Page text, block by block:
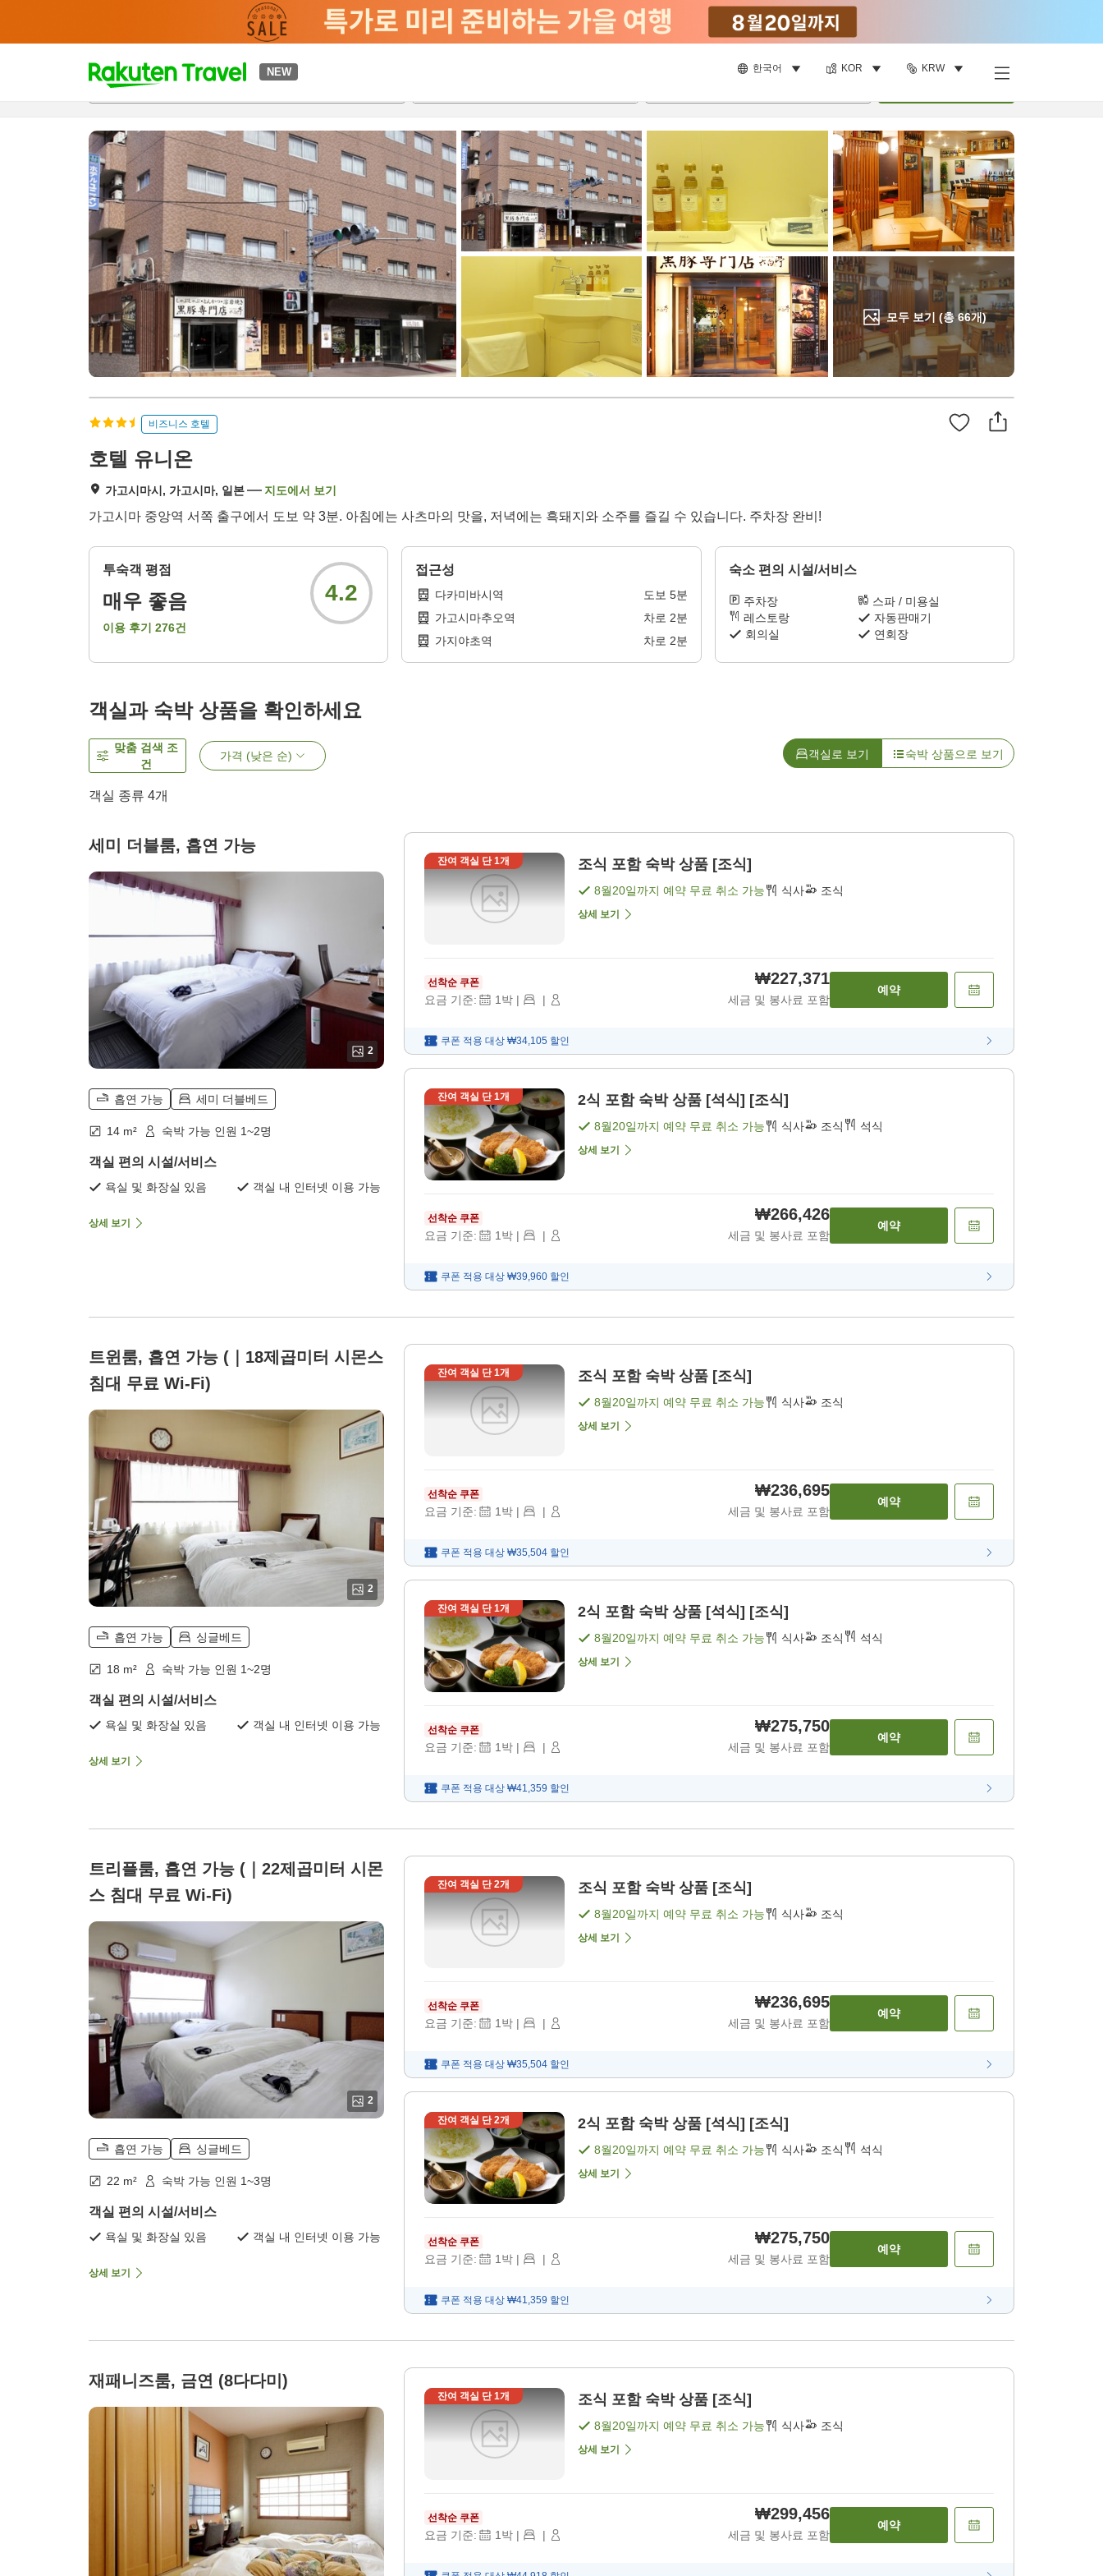
NEW 한국어 KOR KRW
t
p
a
g
e
_
s
a
c
모두 보기 (총66개)
개요객실 & 숙박 상품이용 후기 하이라이트
비즈니스 호텔
호텔 유니온
가고시마시, 가고시마, 일본 지도에서 보기
가고시마 중앙역 서쪽 출구에서 도보 약 3분. 아침에는 사츠마의 맛을, 저녁에는 흑돼지와 소주를 즐길 수 있습니다. 주차장 완비!
투숙객 평점
매우 좋음
이용 후기 276건
4.2
접근성
다카미바시역 도보 5분
가고시마추오역
차로 2분
가지야초역
차로 2분
숙소 편의 시설/서비스
주차장
스파 / 미용실
레스토랑
자동판매기
회의실
연회장
객실과 숙박 상품을 확인하세요
맞춤 검색 조
건
가격 (낮은 순) 객실로 보기 숙박 상품으로 보기
객실 종류 4개
세미 더블룸, 흡연 가능
2
흡연 가능 세미 더블베드
14 m² 숙박 가능 인원 1~2명
객실 편의 시설/서비스
욕실 및 화장실 있음 객실 내 인터넷 이용 가능
상세 보기
잔여 객실 단1개 조식 포함 숙박 상품 [조식]
8월20일까지 예약 무료 취소 가능 식사 조식
상세 보기
선착순 쿠폰
요금 기준: 1박 | |
₩227,371
세금 및 봉사료 포함
예약
쿠폰 적용 대상 ₩34,105 할인
잔여 객실 단1개 2식 포함 숙박 상품 [석식] [조식]
8월20일까지 예약 무료 취소 가능 식사 조식 석식
상세 보기
선착순 쿠폰
요금 기준: 1박 | |
₩266,426
세금 및 봉사료 포함
예약
쿠폰 적용 대상 ₩39,960 할인
트윈룸, 흡연 가능 (｜18제곱미터 시몬스
침대 무료 Wi-Fi)
2
흡연 가능 싱글베드
18 m² 숙박 가능 인원 1~2명
객실 편의 시설/서비스
욕실 및 화장실 있음 객실 내 인터넷 이용 가능
상세 보기
잔여 객실 단1개 조식 포함 숙박 상품 [조식]
8월20일까지 예약 무료 취소 가능 식사 조식
상세 보기
선착순 쿠폰
요금 기준: 1박 | |
₩236,695
세금 및 봉사료 포함
예약
쿠폰 적용 대상 ₩35,504 할인
잔여 객실 단1개 2식 포함 숙박 상품 [석식] [조식]
8월20일까지 예약 무료 취소 가능 식사 조식 석식
상세 보기
선착순 쿠폰
요금 기준: 1박 | |
₩275,750
세금 및 봉사료 포함
예약
쿠폰 적용 대상 ₩41,359 할인
트리플룸, 흡연 가능 (｜22제곱미터 시몬
스 침대 무료 Wi-Fi)
2
흡연 가능 싱글베드
22 m² 숙박 가능 인원 1~3명
객실 편의 시설/서비스
욕실 및 화장실 있음 객실 내 인터넷 이용 가능
상세 보기
잔여 객실 단2개 조식 포함 숙박 상품 [조식]
8월20일까지 예약 무료 취소 가능 식사 조식
상세 보기
선착순 쿠폰
요금 기준: 1박 | |
₩236,695
세금 및 봉사료 포함
예약
쿠폰 적용 대상 ₩35,504 할인
잔여 객실 단2개 2식 포함 숙박 상품 [석식] [조식]
8월20일까지 예약 무료 취소 가능 식사 조식 석식
상세 보기
선착순 쿠폰
요금 기준: 1박 | |
₩275,750
세금 및 봉사료 포함
예약
쿠폰 적용 대상 ₩41,359 할인
재패니즈룸, 금연 (8다다미)
잔여 객실 단1개 조식 포함 숙박 상품 [조식]
8월20일까지 예약 무료 취소 가능 식사 조식
상세 보기
선착순 쿠폰
요금 기준: 1박 | |
₩299,456
세금 및 봉사료 포함
예약